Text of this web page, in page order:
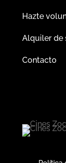
Hazte
Alquiler de
Contacto